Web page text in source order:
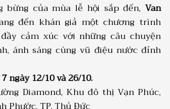
bừng của mùa lễ hội sắp đến, Van
đến khán giả một chương trình
cảm xúc với những câu chuyện
ánh sáng cùng vũ điệu nước đỉnh
ngày 12/10 và 26/10.
Diamond, Khu đô thị Vạn Phúc,